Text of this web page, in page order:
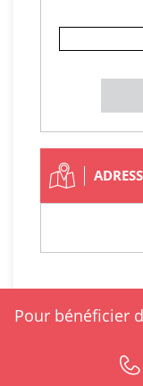
Pour bénéficier